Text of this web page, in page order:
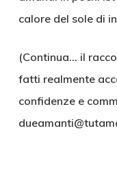
calore del sole di
(Continua… il
fatti realmente
confidenze e